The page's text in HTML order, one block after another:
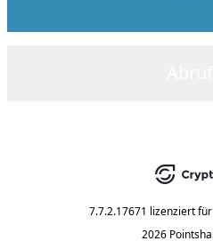
7.7.2.17671 lizenziert für
2026